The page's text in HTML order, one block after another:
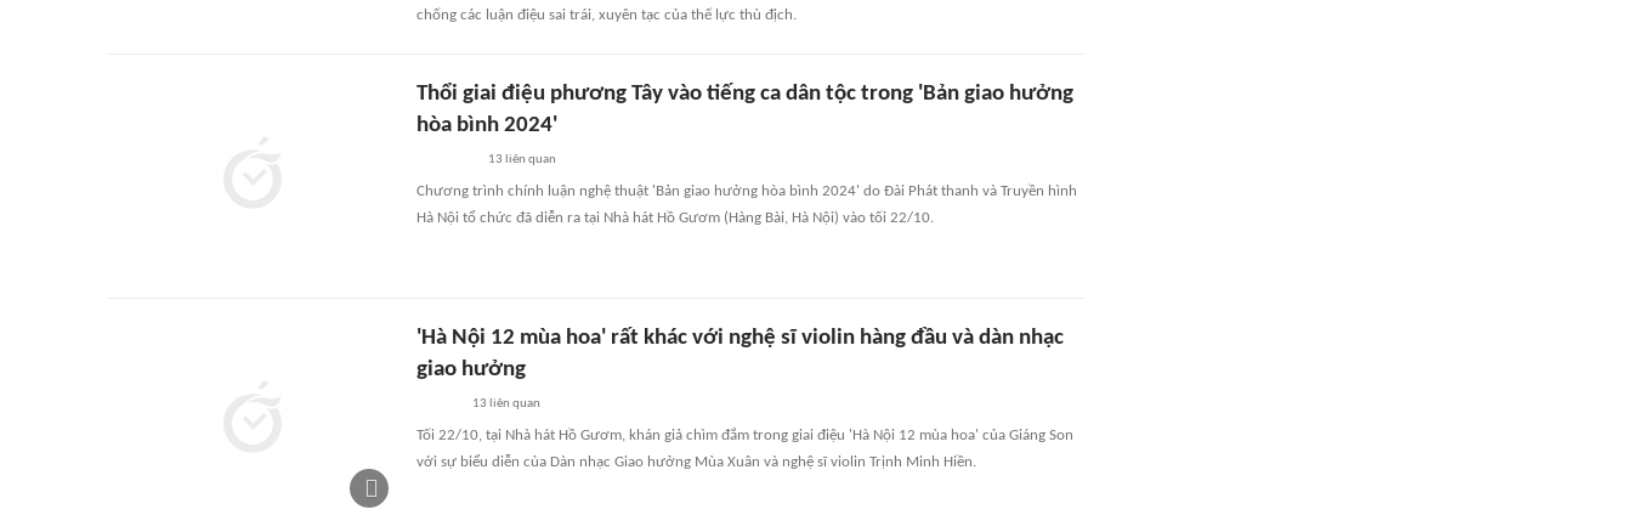
chống các luận điệu sai trái, xuyên tạc của thế lực thù địch.
Thổi giai điệu phương Tây vào tiếng ca dân tộc trong 'Bản giao hưởng
hòa bình 2024'
13 liên quan
Chương trình chính luận nghệ thuật 'Bản giao hưởng hòa bình 2024' do Đài Phát thanh và Truyền hình
Hà Nội tổ chức đã diễn ra tại Nhà hát Hồ Gươm (Hàng Bài, Hà Nội) vào tối 22/10.
'Hà Nội 12 mùa hoa' rất khác với nghệ sĩ violin hàng đầu và dàn nhạc
giao hưởng
13 liên quan
Tối 22/10, tại Nhà hát Hồ Gươm, khán giả chìm đắm trong giai điệu 'Hà Nội 12 mùa hoa' của Giáng Son
với sự biểu diễn của Dàn nhạc Giao hưởng Mùa Xuân và nghệ sĩ violin Trịnh Minh Hiền.